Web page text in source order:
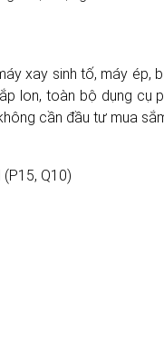
xay sinh tố, máy ép,
lon, toàn bộ dụng cụ
cần đầu tư mua
Q10)